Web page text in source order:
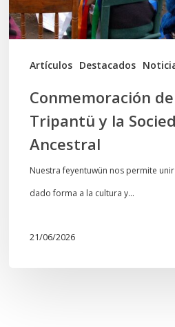
Artículos Destacados
Mapuche
Ancestral
Conmemoración
Tripantü y la
Ancestral
Nuestra feyentuwün nos permite
dado forma a la cultura y…
21/06/2026